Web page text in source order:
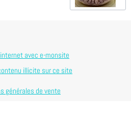
avec e-monsite
illicite sur ce site
générales de vente